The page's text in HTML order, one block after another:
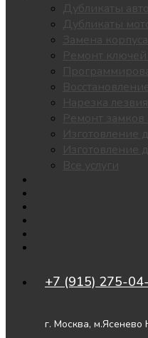
Дубликаты
Дубликаты
Замена
Ремонт
Нарезка лезвия
Ремонт
Изготовление
Все услуги
+7 (915) 275-
г. Москва, м.Ясенево